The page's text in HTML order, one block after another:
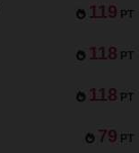
119 PT
118 PT
118 PT
79 PT